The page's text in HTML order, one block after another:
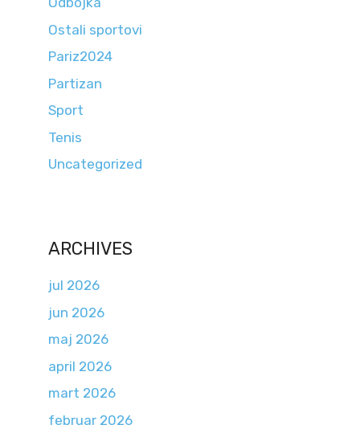
Ostali sportovi
Pariz2024
Partizan
Sport
Tenis
Uncategorized
ARCHIVES
jul 2026
jun 2026
maj 2026
april 2026
mart 2026
februar 2026